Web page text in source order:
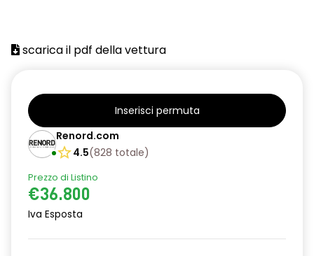
scarica il pdf della vettura
Inserisci permuta
Renord.com
4.5(828 totale)
Prezzo di Listino
€36.800
Iva Esposta